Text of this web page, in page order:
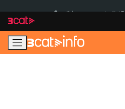
navegació
principal
contingut